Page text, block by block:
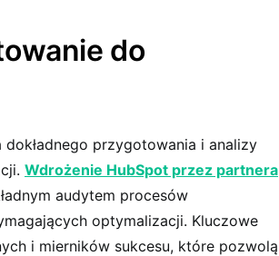
do
przygotowania i analizy
Wdrożenie HubSpot przez partnera
audytem procesów
optymalizacji. Kluczowe
i mierników sukcesu, które pozwolą